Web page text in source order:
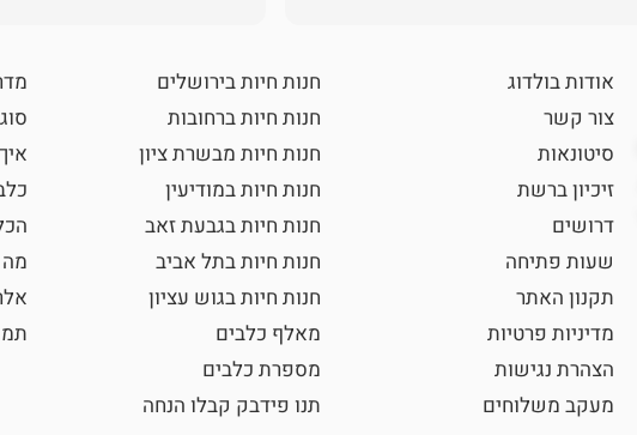
אודות בולדוג
צור קשר
סיטונאות
זיכיון ברשת
דרושים
שעות פתיחה
תקנון האתר
מדיניות פרטיות
הצהרת נגישות
מעקב משלוחים
חנות חיות בירושלים
חנות חיות ברחובות
חנות חיות מבשרת ציון
חנות חיות במודיעין
חנות חיות בגבעת זאב
חנות חיות בתל אביב
חנות חיות בגוש עציון
מאלף כלבים
מספרת כלבים
תנו פידבק קבלו הנחה